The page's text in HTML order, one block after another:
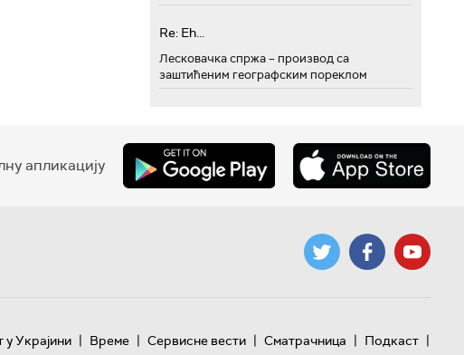
Re: Eh...
Лесковачка спржа – производ са
заштићеним географским пореклом
апликацију
у Украјини | Време | Сервисне вести | Сматрачница | Подкаст |